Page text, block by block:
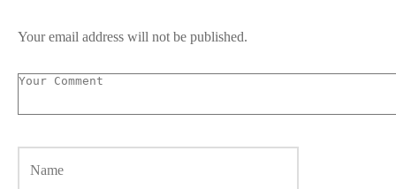
Your email address will not be published.